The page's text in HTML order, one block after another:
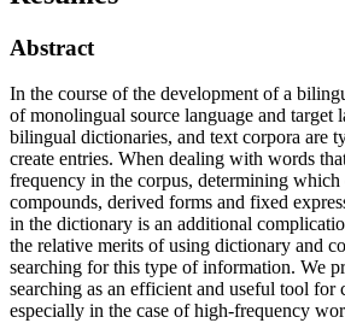
Abstract
In the course of the development of a
of monolingual source language and target
bilingual dictionaries, and text corpora are
create entries. When dealing with words
frequency in the corpus, determining which
compounds, derived forms and fixed
in the dictionary is an additional
the relative merits of using dictionary and
searching for this type of information. We
searching as an efficient and useful tool for
especially in the case of high-frequency